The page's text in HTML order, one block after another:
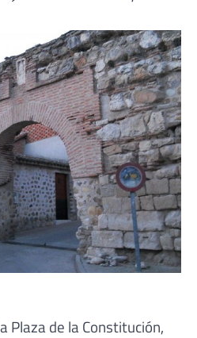
Plaza de la Constitución,